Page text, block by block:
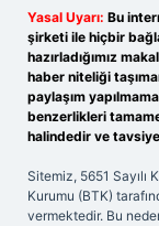
Yasal Uyarı: Bu
şirketi ile hiçbir
hazırladığımız
haber niteliği
paylaşım
benzerlikleri
halindedir ve
Sitemiz, 5651 Sayılı
Kurumu (BTK)
vermektedir. Bu